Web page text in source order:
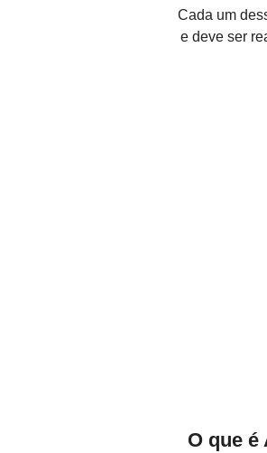
Cada um
e deve ser
O que